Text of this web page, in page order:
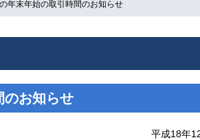
年末年始の取引時間のお知らせ
のお知らせ
平成18年